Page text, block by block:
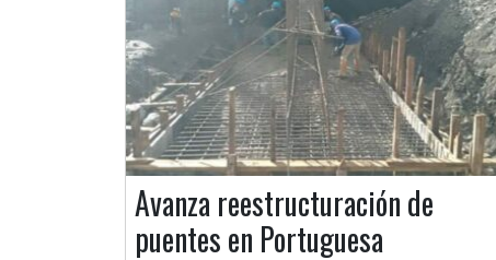
Avanza reestructuración de
puentes en Portuguesa